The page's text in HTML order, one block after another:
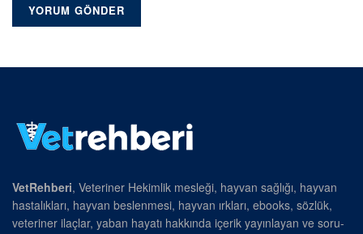
VetRehberi, Veteriner Hekimlik mesleği, hayvan sağlığı, hayvan
hastalıkları, hayvan beslenmesi, hayvan ırkları, ebooks, sözlük,
veteriner ilaçlar, yaban hayatı hakkında içerik yayınlayan ve soru-